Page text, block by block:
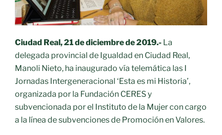
Ciudad Real, 21 de diciembre de 2019.- La
delegada provincial de Igualdad en Ciudad Real,
Manoli Nieto, ha inaugurado vía telemática las I
Jornadas Intergeneracional ‘Esta es mi Historia’,
organizada por la Fundación CERES y
subvencionada por el Instituto de la Mujer con cargo
a la línea de subvenciones de Promoción en Valores.